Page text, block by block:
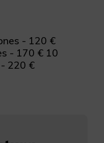
- 120 €
- 170 € 10
220 €